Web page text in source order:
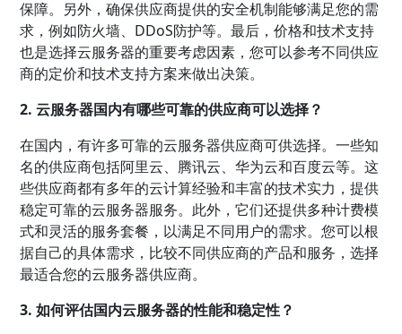
保障。另外，确保供应商提供的安全机制能够满足您的需
求，例如防火墙、DDoS防护等。最后，价格和技术支持
也是选择云服务器的重要考虑因素，您可以参考不同供应
商的定价和技术支持方案来做出决策。
2. 云服务器国内有哪些可靠的供应商可以选择？
在国内，有许多可靠的云服务器供应商可供选择。一些知
名的供应商包括阿里云、腾讯云、华为云和百度云等。这
些供应商都有多年的云计算经验和丰富的技术实力，提供
稳定可靠的云服务器服务。此外，它们还提供多种计费模
式和灵活的服务套餐，以满足不同用户的需求。您可以根
据自己的具体需求，比较不同供应商的产品和服务，选择
最适合您的云服务器供应商。
3. 如何评估国内云服务器的性能和稳定性？